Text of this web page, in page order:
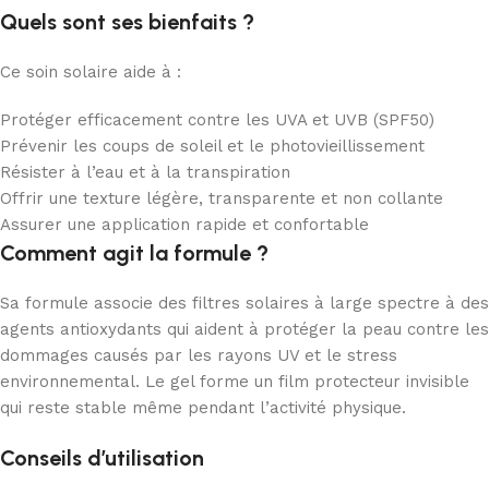
Quels sont ses bienfaits ?
Ce soin solaire aide à :
Protéger efficacement contre les UVA et UVB (SPF50)
Prévenir les coups de soleil et le photovieillissement
Résister à l’eau et à la transpiration
Offrir une texture légère, transparente et non collante
Assurer une application rapide et confortable
Comment agit la formule ?
Sa formule associe des filtres solaires à large spectre à des
agents antioxydants qui aident à protéger la peau contre les
dommages causés par les rayons UV et le stress
environnemental. Le gel forme un film protecteur invisible
qui reste stable même pendant l’activité physique.
Conseils d’utilisation